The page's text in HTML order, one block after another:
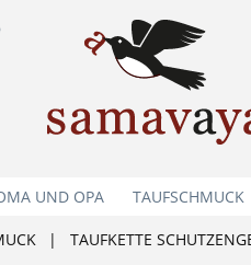
UND OPA TAUFSCHMUCK
| TAUFKETTE